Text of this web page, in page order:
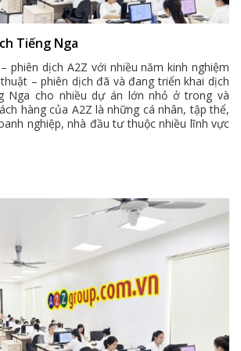
Tiếng Nga
phiên dịch A2Z với nhiều năm kinh nghiệm
– phiên dịch đã và đang triển khai dịch
Nga cho nhiều dự án lớn nhỏ ở trong và
hàng của A2Z là những cá nhân, tập thể,
nghiệp, nhà đầu tư thuộc nhiều lĩnh vực